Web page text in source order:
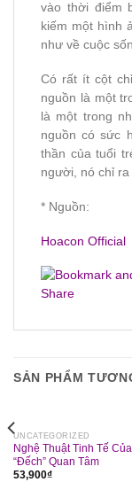
vào thời điểm
kiếm một hình
như về cuộc
Có rất ít cột
nguồn là một
là một trong
nguồn có sức
thần của tuổi
người, nó chỉ
* Nguồn:
Hoacon Official
SẢN PHẨM
UNCATEGORIZED
Nghệ Thuật Tinh Tế
“Đếch” Quan Tâm
53,900₫